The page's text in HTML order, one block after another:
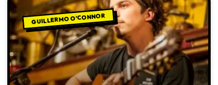
GUILLERMO O'CONNOR